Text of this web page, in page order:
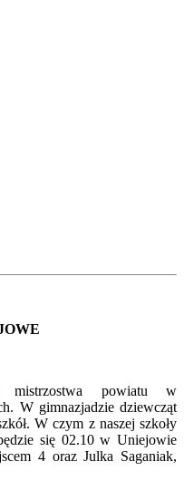
mistrzostwa powiatu w
W gimnazjadzie dziewcząt
W czym z naszej szkoły
się 02.10 w Uniejowie
4 oraz Julka Saganiak,